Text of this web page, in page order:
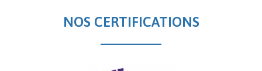
NOS CERTIFICATIONS